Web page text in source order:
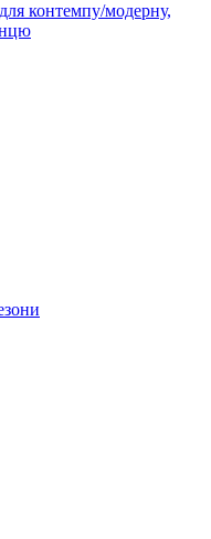
контемпу/модерну,